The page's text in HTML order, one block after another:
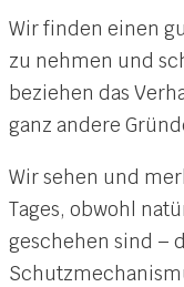
Wir finden einen
zu nehmen und
beziehen das
ganz andere
Wir sehen und
Tages, obwohl
geschehen sind –